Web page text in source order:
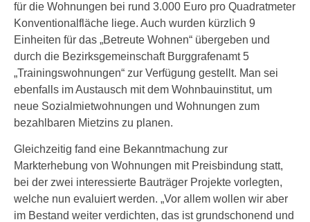
für die Wohnungen bei rund 3.000 Euro pro Quadratmeter
Konventionalfläche liege. Auch wurden kürzlich 9
Einheiten für das „Betreute Wohnen“ übergeben und
durch die Bezirksgemeinschaft Burggrafenamt 5
„Trainingswohnungen“ zur Verfügung gestellt. Man sei
ebenfalls im Austausch mit dem Wohnbauinstitut, um
neue Sozialmietwohnungen und Wohnungen zum
bezahlbaren Mietzins zu planen.
Gleichzeitig fand eine Bekanntmachung zur
Markterhebung von Wohnungen mit Preisbindung statt,
bei der zwei interessierte Bauträger Projekte vorlegten,
welche nun evaluiert werden. „Vor allem wollen wir aber
im Bestand weiter verdichten, das ist grundschonend und